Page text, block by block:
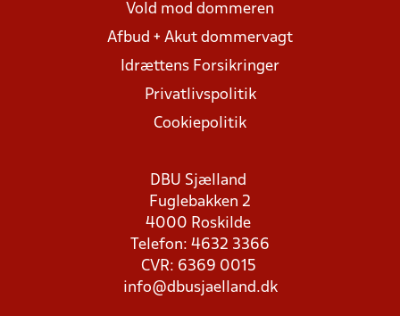
Vold mod dommeren
Afbud + Akut dommervagt
Idrættens Forsikringer
Privatlivspolitik
Cookiepolitik
DBU Sjælland
Fuglebakken 2
4000 Roskilde
Telefon: 4632 3366
CVR: 6369 0015
info@dbusjaelland.dk